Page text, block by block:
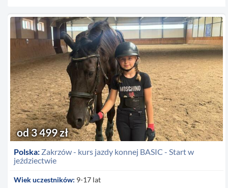
Polska: Zakrzów - kurs jazdy konnej BASIC - Start w
jeździectwie
od 3 499 zł
Wiek uczestników: 9-17 lat